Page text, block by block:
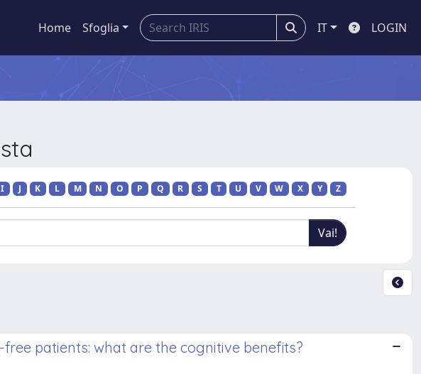
Home Sfoglia IT LOGIN
I J K L M N O P Q R S T U V W X Y Z
patients: what are the cognitive benefits?